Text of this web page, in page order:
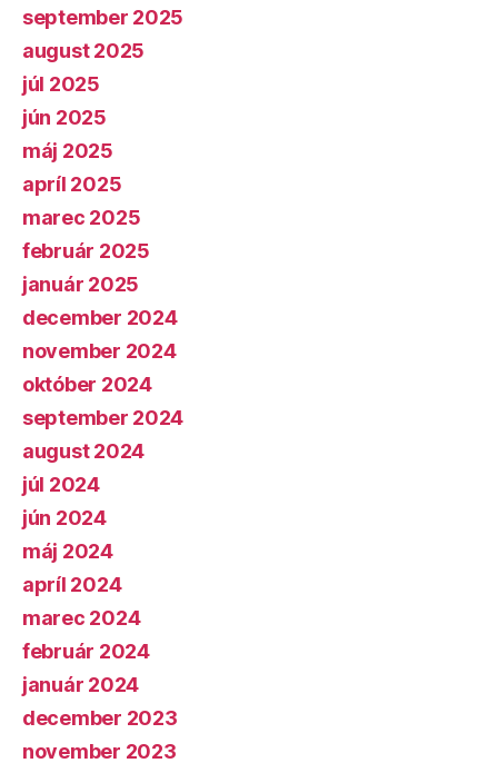
september 2025
august 2025
júl 2025
jún 2025
máj 2025
apríl 2025
marec 2025
február 2025
január 2025
december 2024
november 2024
október 2024
september 2024
august 2024
júl 2024
jún 2024
máj 2024
apríl 2024
marec 2024
február 2024
január 2024
december 2023
november 2023